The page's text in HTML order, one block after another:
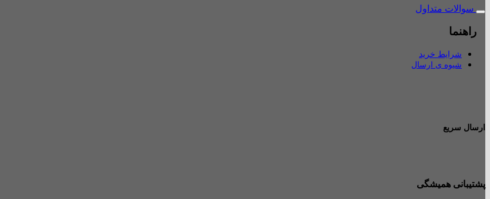
سوالات متداول
راهنما
شرایط خرید
شیوه ی ارسال
ارسال سریع
پشتیبانی همیشگی